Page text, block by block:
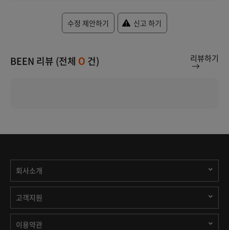
수정 제안하기 신고 하기
BEEN 리뷰 (전체 0 건) 리뷰하기
회사소개
고객지원
이용약관